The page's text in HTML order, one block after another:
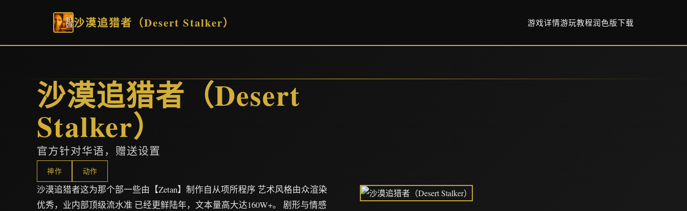
沙漠追猎者（Desert Stalker） 游戏详情游玩教程润色版下载
沙漠追猎者（Desert
Stalker）
官方针对华语，赠送设置
神作 动作
沙漠追猎者这为那个部一些由【Zetan】制作自从项所程序 艺术风格由众渲染
优秀，业内部顶级流水准 已经更鲜陆年，文本量高大达160W+。 剧形与情感